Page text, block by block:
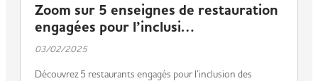
Zoom sur 5 enseignes de restauration
engagées pour l’inclusi…
03/02/2025
Découvrez 5 restaurants engagés pour l’inclusion des